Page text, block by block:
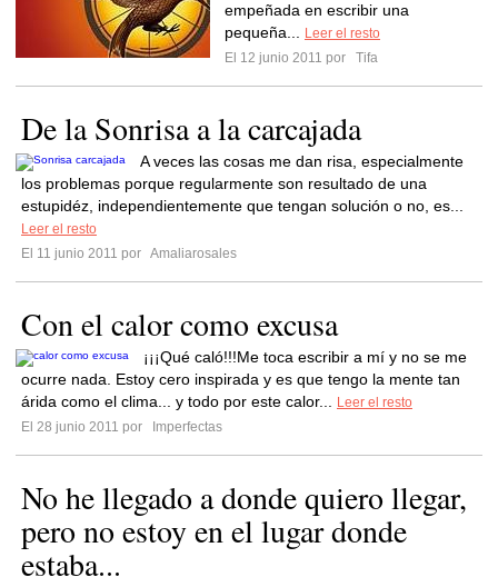
empeñada en escribir una
pequeña...
Leer el resto
El 12 junio 2011 por
Tifa
De la Sonrisa a la carcajada
A veces las cosas me dan risa, especialmente
los problemas porque regularmente son resultado de una
estupidéz, independientemente que tengan solución o no, es...
Leer el resto
El 11 junio 2011 por Amaliarosales
Con el calor como excusa
¡¡¡Qué caló!!!Me toca escribir a mí y no se me
ocurre nada. Estoy cero inspirada y es que tengo la mente tan
árida como el clima... y todo por este calor...
Leer el resto
El 28 junio 2011 por
Imperfectas
No he llegado a donde quiero llegar,
pero no estoy en el lugar donde
estaba...